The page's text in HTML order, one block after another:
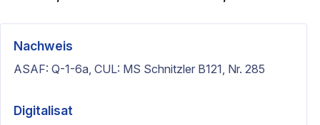
Nachweis
ASAF: Q-1-6a, CUL: MS Schnitzler B121, Nr. 285
Digitalisat